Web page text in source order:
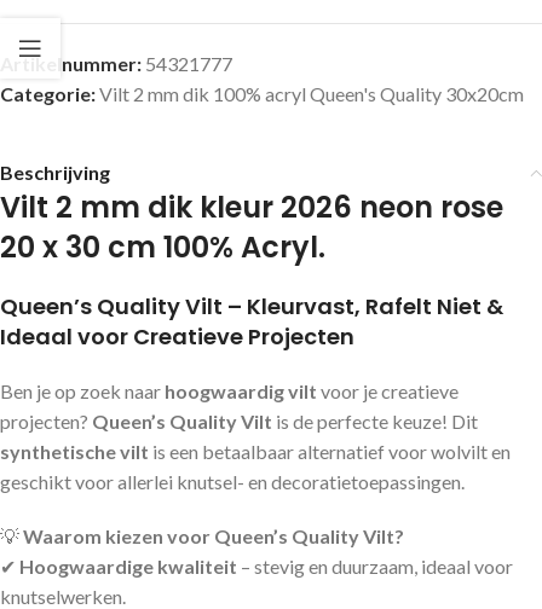
Artikelnummer: 54321777
Categorie:Vilt 2 mm dik 100% acryl Queen's Quality 30x20cm
Beschrijving
Vilt 2 mm dik kleur 2026 neon rose
20 x 30 cm 100% Acryl.
Queen’s Quality Vilt – Kleurvast, Rafelt Niet &
Ideaal voor Creatieve Projecten
Ben je op zoek naar hoogwaardig vilt voor je creatieve
projecten? Queen’s Quality Vilt is de perfecte keuze! Dit
synthetische vilt is een betaalbaar alternatief voor wolvilt en
geschikt voor allerlei knutsel- en decoratietoepassingen.
💡Waarom kiezen voor Queen’s Quality Vilt?
✔ Hoogwaardige kwaliteit – stevig en duurzaam, ideaal voor
knutselwerken.